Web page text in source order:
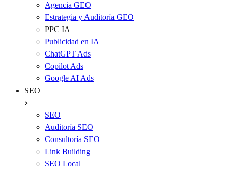
Agencia GEO
Estrategia y Auditoría GEO
PPC IA
Publicidad en IA
ChatGPT Ads
Copilot Ads
Google AI Ads
SEO
SEO
Auditoría SEO
Consultoría SEO
Link Building
SEO Local